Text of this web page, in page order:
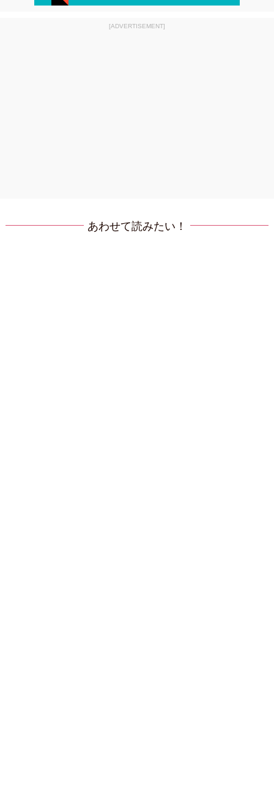
[ADVERTISEMENT]
あわせて読みたい！